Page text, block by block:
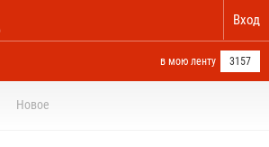
Вход
в мою ленту 3157
Новое